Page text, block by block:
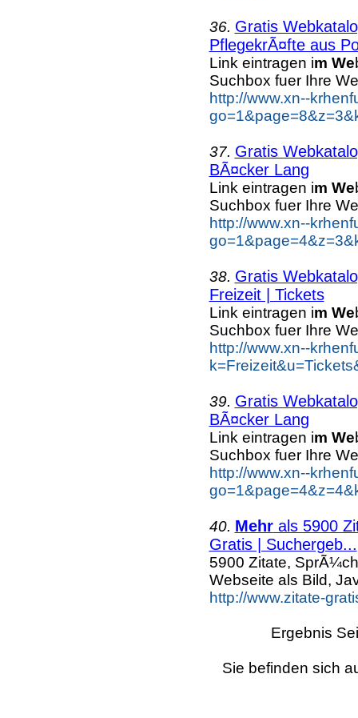
36. Gratis
PflegekrÃ¤fte aus
Link eintragen im We
Suchbox fuer Ihre
http://www.xn--
37. Gratis
BÃ¤cker Lang
Link eintragen im We
Suchbox fuer Ihre
http://www.xn--
38. Gratis
Freizeit | Tickets
Link eintragen im We
Suchbox fuer Ihre
http://www.xn--
39. Gratis
BÃ¤cker Lang
Link eintragen im We
Suchbox fuer Ihre
http://www.xn--
40. Mehrals 5900
Gratis | Suchergeb...
5900 Zitate,
Webseite als Bild,
http://www.zitate-
Ergebnis
Sie befinden sich